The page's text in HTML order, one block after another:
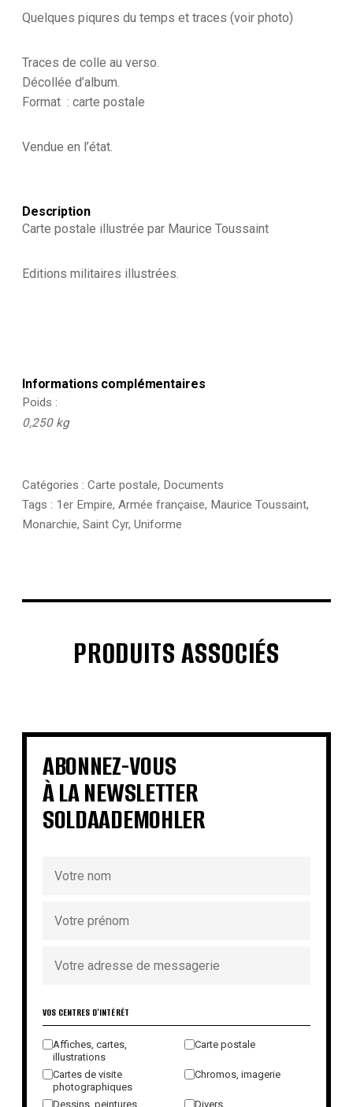
Saint
Quelques piqures du temps et traces (voir photo)
Traces de colle au verso.
Décollée d’album.
Format : carte postale
Vendue en l’état.
Description
Carte postale illustrée par Maurice Toussaint
Editions militaires illustrées.
Informations complémentaires
Poids
0,250 kg
Catégories : Carte postale, Documents
Tags : 1er Empire, Armée française, Maurice Toussaint,
Monarchie, Saint Cyr, Uniforme
PRODUITS ASSOCIÉS
€ € €
€ €
€ €
ABONNEZ-VOUS
À LA NEWSLETTER
SOLDAADEMOHLER
VOS CENTRES D'INTÉRÊT
Affiches, cartes,
illustrations
Carte postale
Cartes de visite
photographiques
Chromos, imagerie
Dessins, peintures, Divers